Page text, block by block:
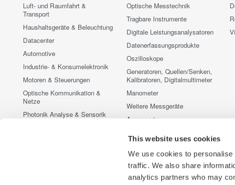
This website uses cookies
We use cookies to
traffic. We also share
analytics partners who may
Luft- und Raumfahrt &
Transport
Haushaltsgeräte & Beleuchtung
Datacenter
Automotive
Industrie- & Konsumelektronik
Motoren & Steuerungen
Optische Kommunikation &
Netze
Photonik Analyse & Sensorik
Optische Messtechnik
Tragbare Instrumente
Digitale Leistungsanalysatoren
Datenerfassungsprodukte
Oszilloskope
Generatoren, Quellen/Senken,
Kalibratoren, Digitalmultimeter
Manometer
Weitere Messgeräte
Accessories
Sonderkonditionen
Eingestellte Produkte